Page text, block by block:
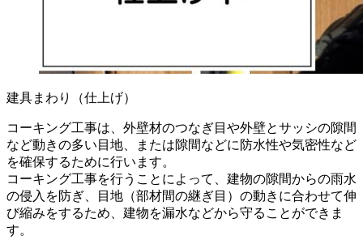
建具まわり（仕上げ）
コーキング工事は、外壁材のつなぎ目や外壁とサッシの隙間
など動きの多い目地、または隙間などに防水性や気密性など
を確保するために行います。
コーキング工事を行うことによって、建物の隙間からの雨水
の侵入を防ぎ、目地（部材間の継ぎ目）の動きに合わせて伸
び縮みをするため、建物を漏水などから守ることができま
す。